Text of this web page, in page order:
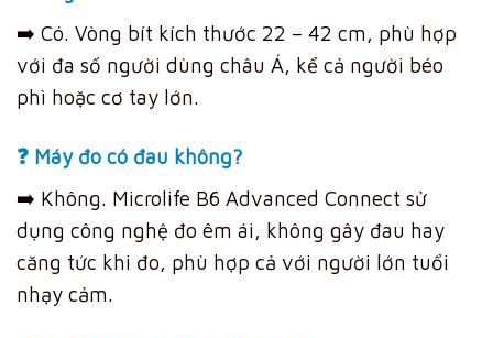
➡️ Có. Vòng bít kích thước 22 – 42 cm, phù hợp
với đa số người dùng châu Á, kể cả người béo
phì hoặc cơ tay lớn.
❓ Máy đo có đau không?
➡️ Không. Microlife B6 Advanced Connect sử
dụng công nghệ đo êm ái, không gây đau hay
căng tức khi đo, phù hợp cả với người lớn tuổi
nhạy cảm.